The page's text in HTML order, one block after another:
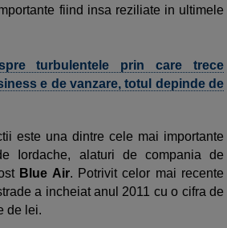
fiind insa reziliate in ultimele
turbulentele prin care trece
e de vanzare, totul depinde de
este una dintre cele mai importante
Iordache, alaturi de compania de
Blue Air. Potrivit celor mai recente
a incheiat anul 2011 cu o cifra de
de lei.